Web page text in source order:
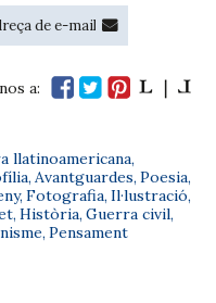
a:
llatinoamericana,
, Avantguardes, Poesia,
, Fotografia, Il·lustració,
, Història, Guerra civil,
, Pensament